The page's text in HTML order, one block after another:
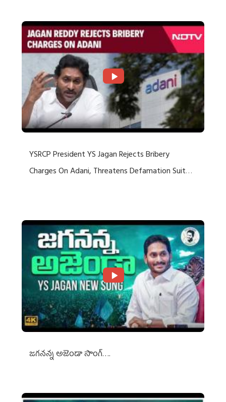
YSRCP President YS Jagan Rejects Bribery
Charges On Adani, Threatens Defamation Suit
జగనన్న అజెండా సాంగ్….